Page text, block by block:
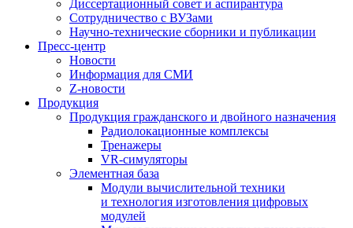
Диссертационный совет и аспирантура
Сотрудничество с ВУЗами
Научно-технические сборники и публикации
Пресс-центр
Новости
Информация для СМИ
Z-новости
Продукция
Продукция гражданского и двойного назначения
Радиолокационные комплексы
Тренажеры
VR-симуляторы
Элементная база
Модули вычислительной техники
и технология изготовления цифровых
модулей